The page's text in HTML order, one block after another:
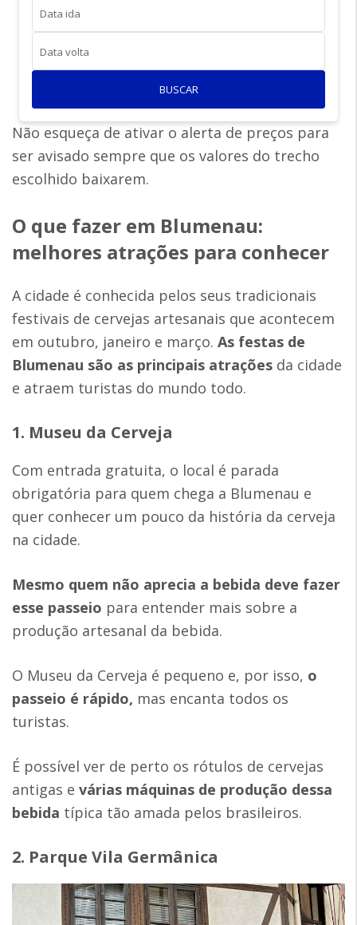
Data ida
Data volta
BUSCAR
Não esqueça de ativar o alerta de preços para
ser avisado sempre que os valores do trecho
escolhido baixarem.
O que fazer em Blumenau:
melhores atrações para conhecer
A cidade é conhecida pelos seus tradicionais
festivais de cervejas artesanais que acontecem
em outubro, janeiro e março. As festas de
Blumenau são as principais atrações da cidade
e atraem turistas do mundo todo.
1. Museu da Cerveja
Com entrada gratuita, o local é parada
obrigatória para quem chega a Blumenau e
quer conhecer um pouco da história da cerveja
na cidade.
Mesmo quem não aprecia a bebida deve fazer
esse passeio para entender mais sobre a
produção artesanal da bebida.
O Museu da Cerveja é pequeno e, por isso, o
passeio é rápido, mas encanta todos os
turistas.
É possível ver de perto os rótulos de cervejas
antigas e várias máquinas de produção dessa
bebida típica tão amada pelos brasileiros.
2. Parque Vila Germânica